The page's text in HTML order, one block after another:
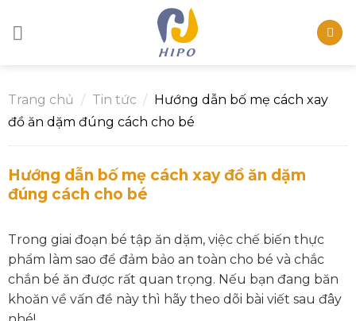
Trang chủ / Tin tức / Hướng dẫn bố mẹ cách xay
đồ ăn dặm đúng cách cho bé
Hướng dẫn bố mẹ cách xay đồ ăn dặm
đúng cách cho bé
Trong giai đoạn bé tập ăn dặm, việc chế biến thực
phẩm làm sao để đảm bảo an toàn cho bé và chắc
chắn bé ăn được rất quan trọng. Nếu bạn đang băn
khoăn về vấn đề này thì hãy theo dõi bài viết sau đây